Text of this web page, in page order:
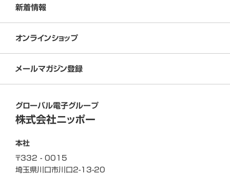
新着情報
オンラインショップ
メールマガジン登録
グローバル電子グループ
株式会社ニッポー
本社
〒332 - 0015
埼玉県川口市川口2-13-20